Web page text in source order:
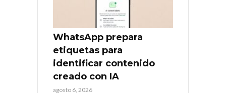
WhatsApp prepara
etiquetas para
identificar contenido
creado con IA
agosto 6, 2026